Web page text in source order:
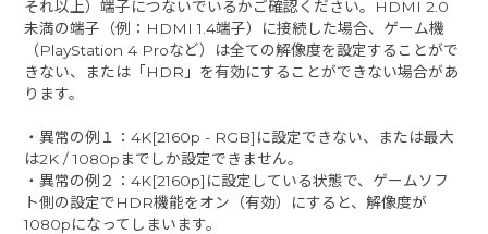
それ以上）端子につないでいるかご確認ください。HDMI 2.0
未満の端子（例：HDMI 1.4端子）に接続した場合、ゲーム機
（PlayStation 4 Proなど）は全ての解像度を設定することがで
きない、または「HDR」を有効にすることができない場合があ
ります。
・異常の例１：4K[2160p - RGB]に設定できない、または最大
は2K / 1080pまでしか設定できません。
・異常の例２：4K[2160p]に設定している状態で、ゲームソフ
ト側の設定でHDR機能をオン（有効）にすると、解像度が
1080pになってしまいます。